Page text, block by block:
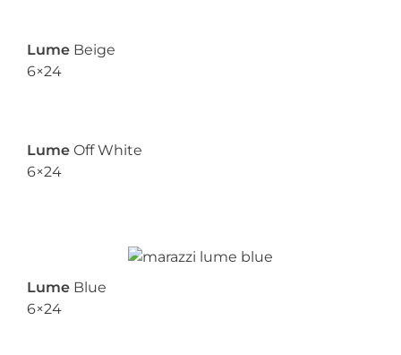
Lume Beige
6×24
Lume Off White
6×24
Lume Blue
6×24